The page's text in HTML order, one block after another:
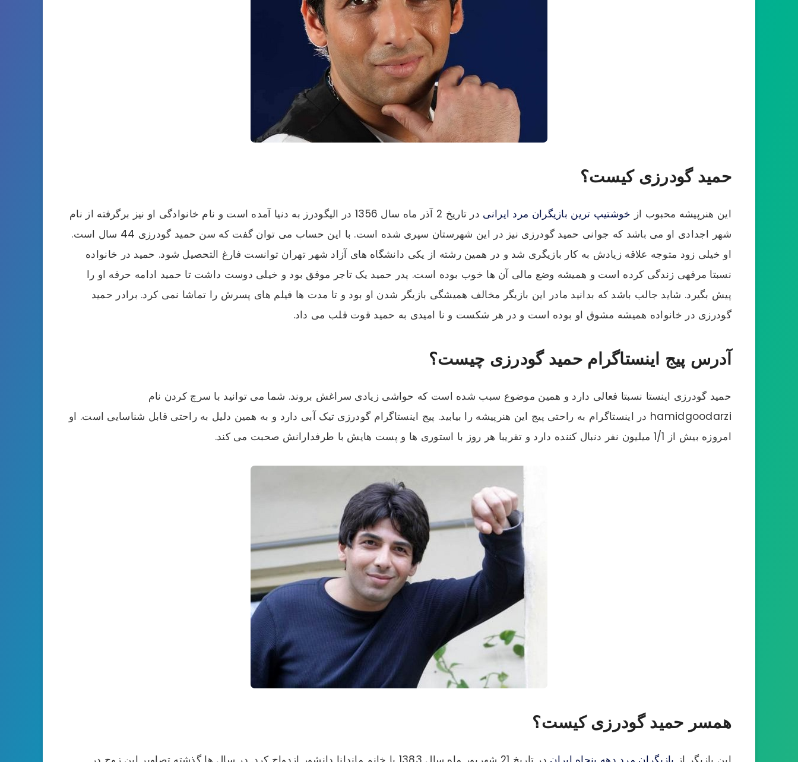
حمید گودرزی کیست؟
این هنرپیشه محبوب از خوشتیپ ترین بازیگران مرد ایرانی
در تاریخ 2 آذر ماه سال 1356 در الیگودرز به دنیا آمده است و نام خانوادگی او نیز برگرفته از نام
شهر اجدادی او می باشد که جوانی حمید گودرزی نیز در این شهرستان سپری شده است. با این حساب می توان گفت که سن حمید گودرزی 44 سال است.
او خیلی زود متوجه علاقه زیادش به کار بازیگری شد و در همین رشته از یکی دانشگاه های آزاد شهر تهران توانست فارغ التحصیل شود. حمید در خانواده
نسبتا مرفهی زندگی کرده است و همیشه وضع مالی آن ها خوب بوده است. پدر حمید یک تاجر موفق بود و خیلی دوست داشت تا حمید ادامه حرفه او را
پیش بگیرد. شاید جالب باشد که بدانید مادر این بازیگر مخالف همیشگی بازیگر شدن او بود و تا مدت ها فیلم های پسرش را تماشا نمی کرد. برادر حمید
گودرزی در خانواده همیشه مشوق او بوده است و در هر شکست و نا امیدی به حمید قوت قلب می داد.
آدرس پیج اینستاگرام حمید گودرزی چیست؟
حمید گودرزی اینستا نسبتا فعالی دارد و همین موضوع سبب شده است که حواشی زیادی سراغش بروند. شما می توانید با سرچ کردن نام
hamidgoodarzi در اینستاگرام به راحتی پیج این هنرپیشه را بیابید. پیج اینستاگرام گودرزی تیک آبی دارد و به همین دلیل به راحتی قابل شناسایی است. او
امروزه بیش از 1/1 میلیون نفر دنبال کننده دارد و تقریبا هر روز با استوری ها و پست هایش با طرفدارانش صحبت می کند.
همسر حمید گودرزی کیست؟